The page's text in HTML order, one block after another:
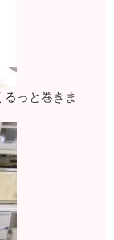
っと巻きま